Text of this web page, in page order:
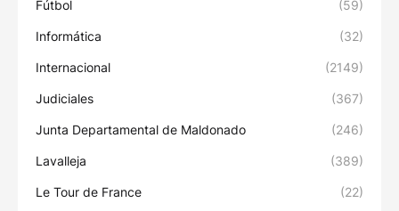
Fútbol (59)
Informática (32)
Internacional (2149)
Judiciales (367)
Junta Departamental de Maldonado (246)
Lavalleja (389)
Le Tour de France (22)